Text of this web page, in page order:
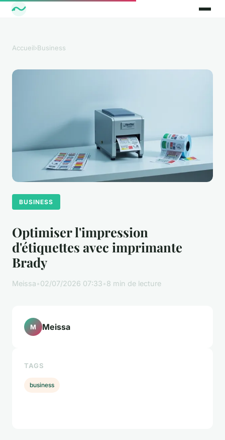
Accueil›Business
BUSINESS
Optimiser l'impression
d'étiquettes avec imprimante
Brady
Meissa•02/07/2026 07:33•8 min de lecture
M Meissa
TAGS
business